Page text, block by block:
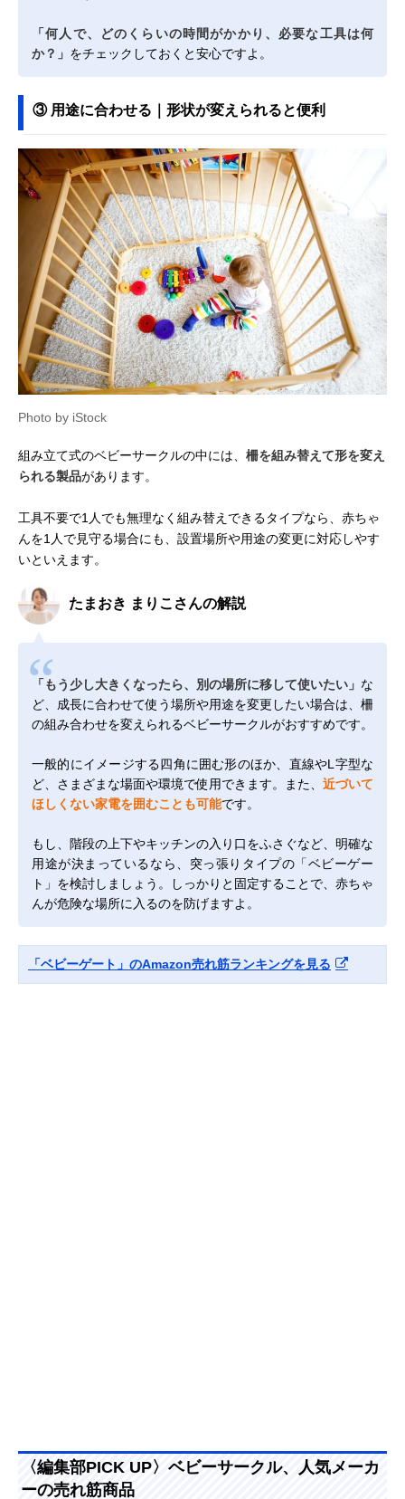
「何人で、どのくらいの時間がかかり、必要な工具は何
か？」 をチェックしておくと安心ですよ。
③ 用途に合わせる｜形状が変えられると便利
Photo by iStock
組み立て式のベビーサークルの中には、 柵を組み替えて形を変え
られる製品があります。
工具不要で1人でも無理なく組み替えできるタイプなら、赤ちゃ
んを1人で見守る場合にも、設置場所や用途の変更に対応しやす
いといえます。
たまおき まりこさんの解説
「もう少し大きくなったら、別の場所に移して使いたい」 な
ど、成長に合わせて使う場所や用途を変更したい場合は、柵
の組み合わせを変えられるベビーサークルがおすすめです。
一般的にイメージする四角に囲む形のほか、直線やL字型な
ど、さまざまな場面や環境で使用できます。また、 近づいて
ほしくない家電を囲むことも可能です。
もし、階段の上下やキッチンの入り口をふさぐなど、明確な
用途が決まっているなら、突っ張りタイプの「ベビーゲー
ト」を検討しましょう。しっかりと固定することで、赤ちゃ
んが危険な場所に入るのを防げますよ。
「ベビーゲート」のAmazon売れ筋ランキングを見る
〈編集部PICK UP〉ベビーサークル、人気メーカ
ーの売れ筋商品